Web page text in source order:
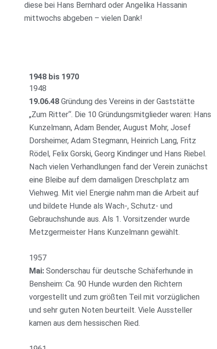
diese bei Hans Bernhard oder Angelika Hassanin
mittwochs abgeben – vielen Dank!
1948 bis 1970
1948
19.06.48 Gründung des Vereins in der Gaststätte
„Zum Ritter“. Die 10 Gründungsmitglieder waren: Hans
Kunzelmann, Adam Bender, August Mohr, Josef
Dorsheimer, Adam Stegmann, Heinrich Lang, Fritz
Rödel, Felix Gorski, Georg Kindinger und Hans Riebel.
Nach vielen Verhandlungen fand der Verein zunächst
eine Bleibe auf dem damaligen Dreschplatz am
Viehweg. Mit viel Energie nahm man die Arbeit auf
und bildete Hunde als Wach-, Schutz- und
Gebrauchshunde aus. Als 1. Vorsitzender wurde
Metzgermeister Hans Kunzelmann gewählt.
1957
Mai: Sonderschau für deutsche Schäferhunde in
Bensheim: Ca. 90 Hunde wurden den Richtern
vorgestellt und zum größten Teil mit vorzüglichen
und sehr guten Noten beurteilt. Viele Aussteller
kamen aus dem hessischen Ried.